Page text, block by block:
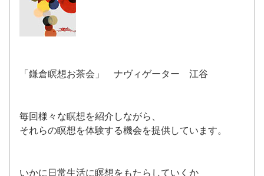
「鎌倉瞑想お茶会」 ナヴィゲーター 江谷
毎回様々な瞑想を紹介しながら、
それらの瞑想を体験する機会を提供しています。
いかに日常生活に瞑想をもたらしていくか